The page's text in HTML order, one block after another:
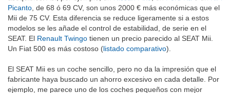
Picanto, de 68 ó 69 CV, son unos 2000 € más económicas que el
Mii de 75 CV. Esta diferencia se reduce ligeramente si a estos
modelos se les añade el control de estabilidad, de serie en el
SEAT. El Renault Twingo tienen un precio parecido al SEAT Mii.
Un Fiat 500 es más costoso (listado comparativo).
El SEAT Mii es un coche sencillo, pero no da la impresión que el
fabricante haya buscado un ahorro excesivo en cada detalle. Por
ejemplo, me parece uno de los coches pequeños con mejor